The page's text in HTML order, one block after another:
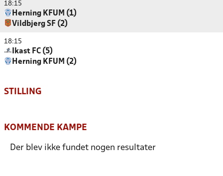
18:15
Herning KFUM (1)
Vildbjerg SF (2)
18:15
Ikast FC (5)
Herning KFUM (2)
STILLING
KOMMENDE KAMPE
Der blev ikke fundet nogen resultater